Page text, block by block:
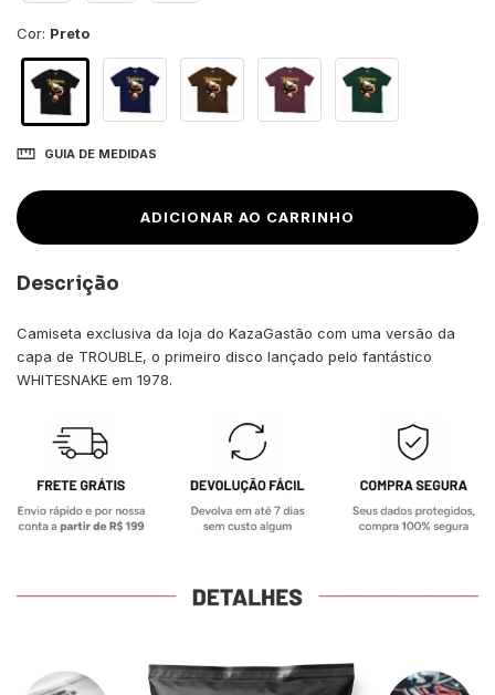
Cor: Preto
GUIA DE MEDIDAS
Descrição
Camiseta exclusiva da loja do KazaGastão com uma versão da
capa de TROUBLE, o primeiro disco lançado pelo fantástico
WHITESNAKE em 1978.